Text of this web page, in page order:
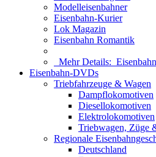
Modelleisenbahner
Eisenbahn-Kurier
Lok Magazin
Eisenbahn Romantik
Mehr Details:
Eisenbahn-DVDs
Triebfahrzeuge & Wagen
Dampflokomotiven
Diesellokomotiven
Elektrolokomotiven
Triebwagen, Züge
Regionale
Deutschland